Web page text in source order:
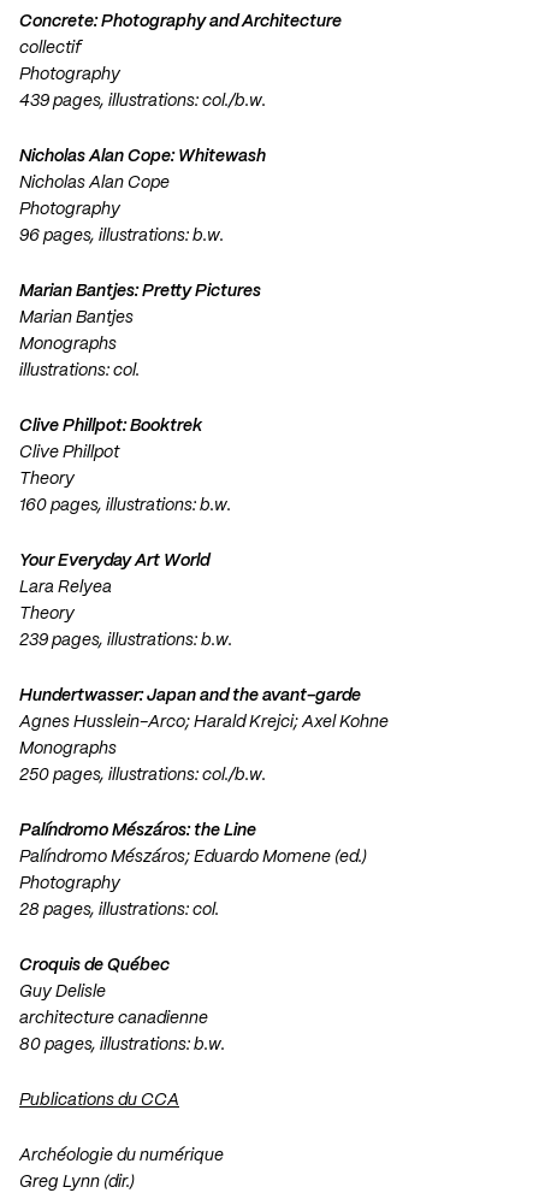
Concrete: Photography and Architecture
collectif
Photography
439 pages, illustrations: col./b.w.
Nicholas Alan Cope: Whitewash
Nicholas Alan Cope
Photography
96 pages, illustrations: b.w.
Marian Bantjes: Pretty Pictures
Marian Bantjes
Monographs
illustrations: col.
Clive Phillpot: Booktrek
Clive Phillpot
Theory
160 pages, illustrations: b.w.
Your Everyday Art World
Lara Relyea
Theory
239 pages, illustrations: b.w.
Hundertwasser: Japan and the avant-garde
Agnes Husslein-Arco; Harald Krejci; Axel Kohne
Monographs
250 pages, illustrations: col./b.w.
Palíndromo Mészáros: the Line
Palíndromo Mészáros; Eduardo Momene (ed.)
Photography
28 pages, illustrations: col.
Croquis de Québec
Guy Delisle
architecture canadienne
80 pages, illustrations: b.w.
Publications du CCA
Archéologie du numérique
Greg Lynn (dir.)